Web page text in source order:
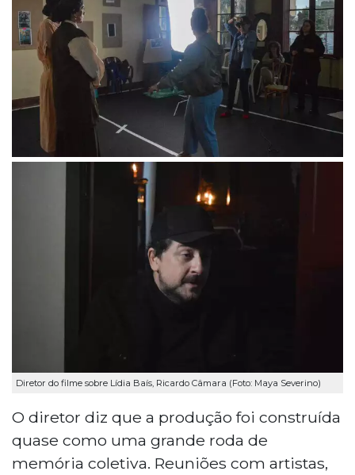
Diretor do filme sobre Lídia Baís, Ricardo Câmara (Foto: Maya Severino)
O diretor diz que a produção foi construída
quase como uma grande roda de
memória coletiva. Reuniões com artistas,